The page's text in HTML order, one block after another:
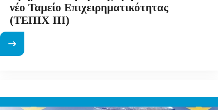
νέο Ταμείο Επιχειρηματικότητας
(ΤΕΠΙΧ ΙΙΙ)